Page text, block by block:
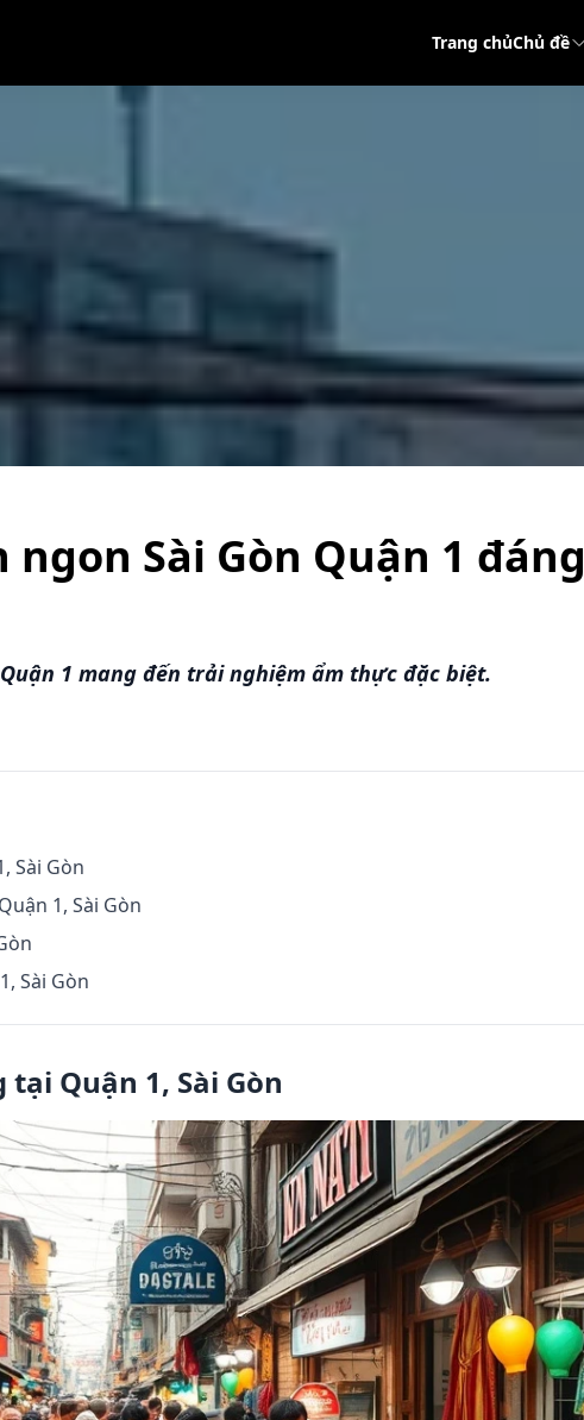
Trang chủChủ đề
Sài Gòn Quận 1 đáng
1 mang đến trải nghiệm ẩm thực đặc biệt.
Sài Gòn
1, Sài Gòn
Sài Gòn
Quận 1, Sài Gòn